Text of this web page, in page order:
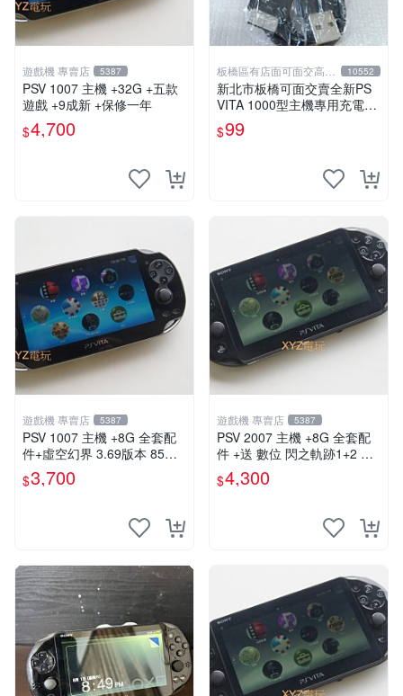
遊戲機 專賣店 5387
PSV 1007 主機 +32G +五款
遊戲 +9成新 +保修一年
$4,700
板橋區有店面可面交高價
回收電玩
10552
新北市板橋可面交賣全新PS
VITA 1000型主機專用充電
線....超便宜只賣99元
$99
遊戲機 專賣店 5387
PSV 1007 主機 +8G 全套配
件+虛空幻界 3.69版本 85成
新 PS Vita1007 一年保修
$3,700
遊戲機 專賣店 5387
PSV 2007 主機 +8G 全套配
件 +送 數位 閃之軌跡1+2 保
修一年 品質有保障
$4,300